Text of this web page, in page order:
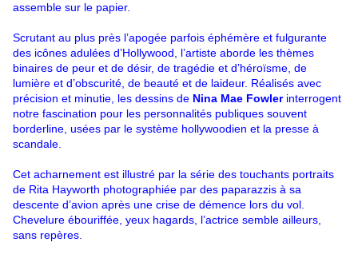
assemble sur le papier.
Scrutant au plus près l’apogée parfois éphémère et fulgurante
des icônes adulées d’Hollywood, l’artiste aborde les thèmes
binaires de peur et de désir, de tragédie et d’héroïsme, de
lumière et d’obscurité, de beauté et de laideur. Réalisés avec
précision et minutie, les dessins de Nina Mae Fowler interrogent
notre fascination pour les personnalités publiques souvent
borderline, usées par le système hollywoodien et la presse à
scandale.
Cet acharnement est illustré par la série des touchants portraits
de Rita Hayworth photographiée par des paparazzis à sa
descente d’avion après une crise de démence lors du vol.
Chevelure ébouriffée, yeux hagards, l’actrice semble ailleurs,
sans repères.